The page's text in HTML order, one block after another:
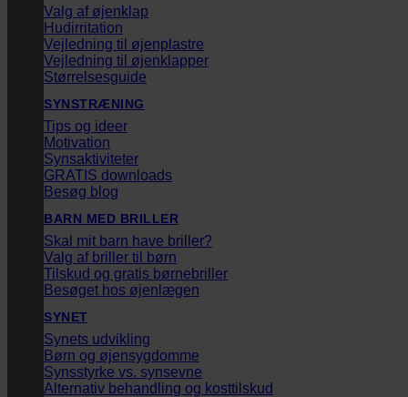
Valg af øjenklap
Hudirritation
Vejledning til øjenplastre
Vejledning til øjenklapper
Størrelsesguide
SYNSTRÆNING
Tips og ideer
Motivation
Synsaktiviteter
GRATIS downloads
Besøg blog
BARN MED BRILLER
Skal mit barn have briller?
Valg af briller til børn
Tilskud og gratis børnebriller
Besøget hos øjenlægen
SYNET
Synets udvikling
Børn og øjensygdomme
Synsstyrke vs. synsevne
Alternativ behandling og kosttilskud